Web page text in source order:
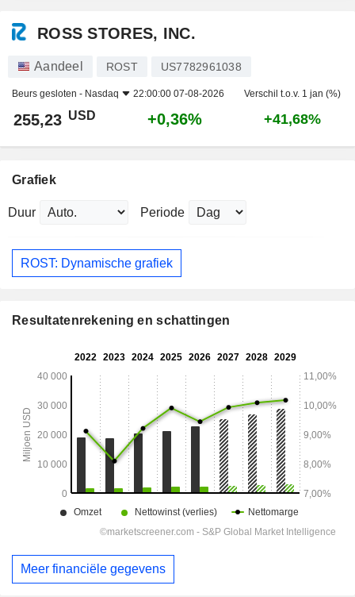
ROSS STORES, INC.
Aandeel ROST US7782961038
Beurs gesloten - Nasdaq 22:00:00 07-08-2026 Verschil t.o.v. 1 jan (%)
255,23 USD +0,36% +41,68%
Grafiek
Duur Periode
ROST: Dynamische grafiek
Resultatenrekening en schattingen
Meer financiële gegevens